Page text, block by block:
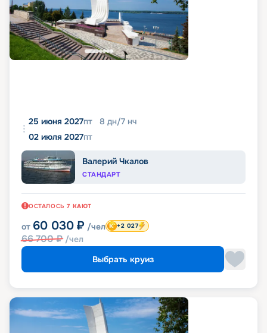
25 июня 2027пт 8 дн/7 нч
02 июля 2027пт
Валерий Чкалов
СТАНДАРТ
ОСТАЛОСЬ 7 КАЮТ
от 60 030 ₽ /чел
66 700₽ /чел
+2 027
Выбрать круиз